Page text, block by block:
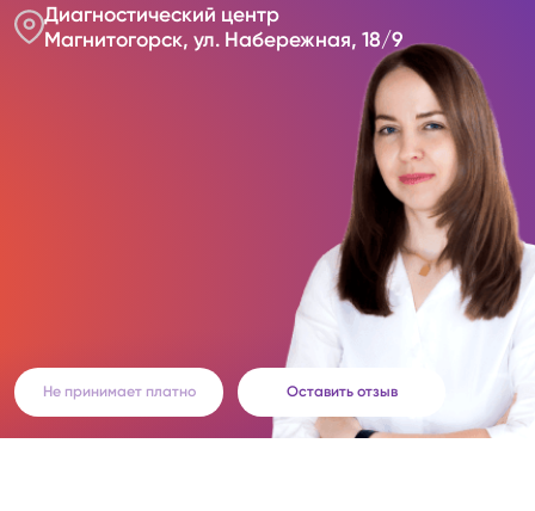
Диагностический центр
Магнитогорск, ул. Набережная, 18/9
Не принимает платно Оставить отзыв